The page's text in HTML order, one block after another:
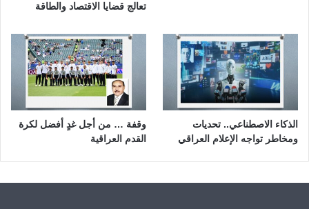
تعالج قضايا الاقتصاد والطاقة
الذكاء الاصطناعي.. تحديات
ومخاطر تواجه الإعلام العراقي
وقفة … من أجل غدٍ أفضل لكرة
القدم العراقية